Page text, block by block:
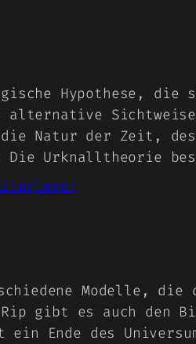
Hypothese, die
Natur der Zeit, des
Urknalltheorie
Modelle, die
Rip gibt es auch
Ende des